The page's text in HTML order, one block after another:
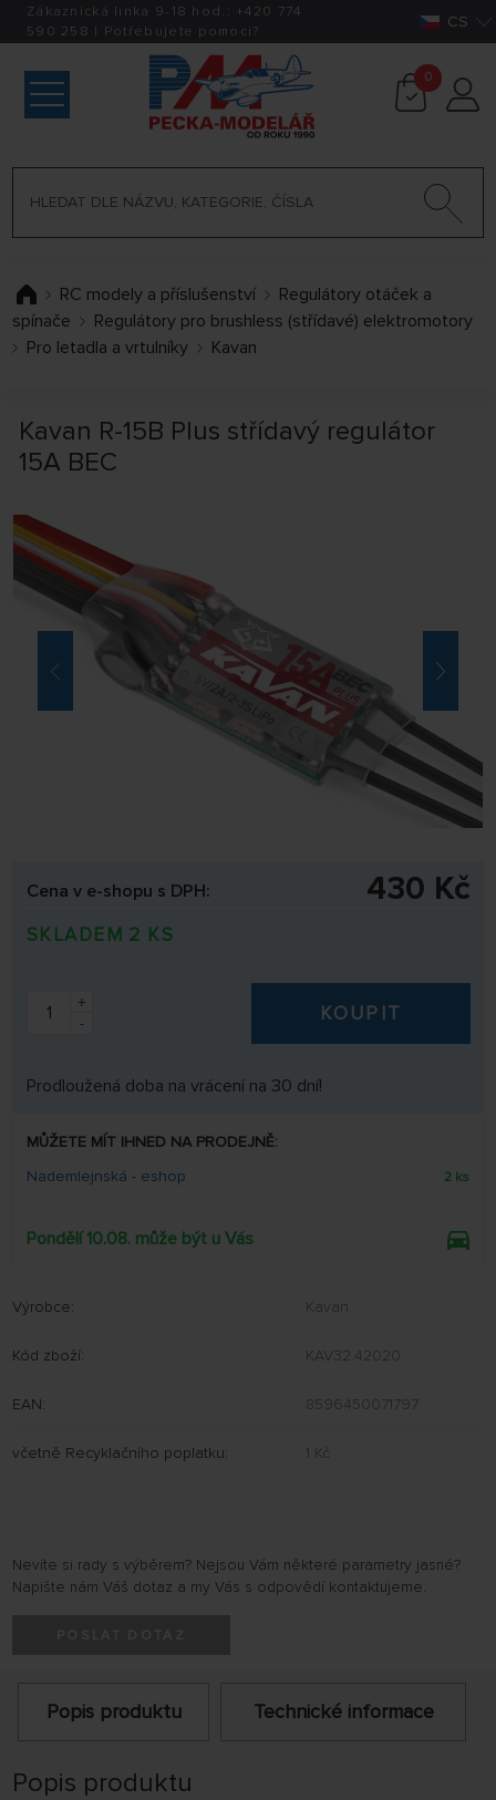
Zákaznická linka 9-18 hod.: +420 774
590 258 | Potřebujete pomoci? CS
0
RC modely a příslušenství
Regulátory otáček a
spínače
Regulátory pro brushless (střídavé) elektromotory
Pro letadla a vrtulníky
Kavan
Kavan R-15B Plus střídavý regulátor
15A BEC
Cena v e-shopu s DPH: 430 Kč
SKLADEM 2 KS
+
-
KOUPIT
Prodloužená doba na vrácení na 30 dní!
MŮŽETE MÍT IHNED NA PRODEJNĚ:
Nademlejnská - eshop
2 ks
Pondělí 10.08. může být u Vás
Výrobce: Kavan
Kód zboží: KAV32.42020
EAN: 8596450071797
včetně Recyklačního poplatku: 1 Kč
Nevíte si rady s výběrem? Nejsou Vám některé parametry jasné?
Napište nám Váš dotaz a my Vás s odpovědí kontaktujeme.
Popis produktu Technické informace
Popis produktu